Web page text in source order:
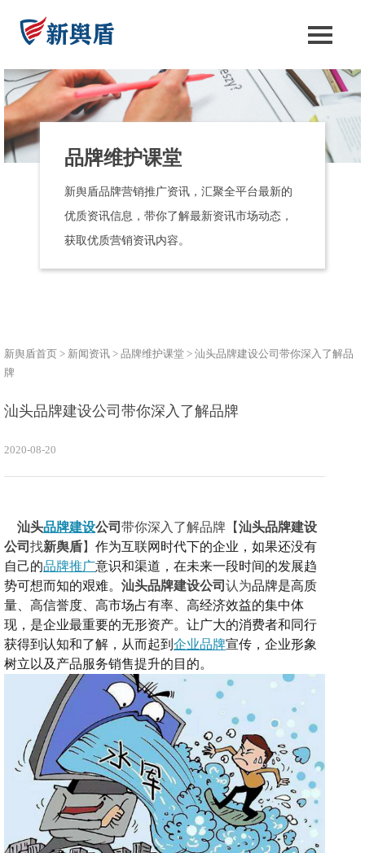
品牌维护课堂
新舆盾品牌营销推广资讯，汇聚全平台最新的
优质资讯信息，带你了解最新资讯市场动态，
获取优质营销资讯内容。
新舆盾首页 > 新闻资讯 > 品牌维护课堂 > 汕头品牌建设公司带你深入了解品
牌
汕头品牌建设公司带你深入了解品牌
2020-08-20
汕头品牌建设公司 带你深入了解品牌【汕头品牌建设
公司 找新舆盾】 作为互联网时代下的企业，如果还没有
自己的品牌推广意识和渠道，在未来一段时间的发展趋
势可想而知的艰难。 汕头品牌建设公司 认为品牌是高质
量、高信誉度、高市场占有率、高经济效益的集中体
现，是企业最重要的无形资产。让广大的消费者和同行
获得到认知和了解，从而起到 企业品牌宣传，企业形象
树立以及产品服务销售提升的目的。